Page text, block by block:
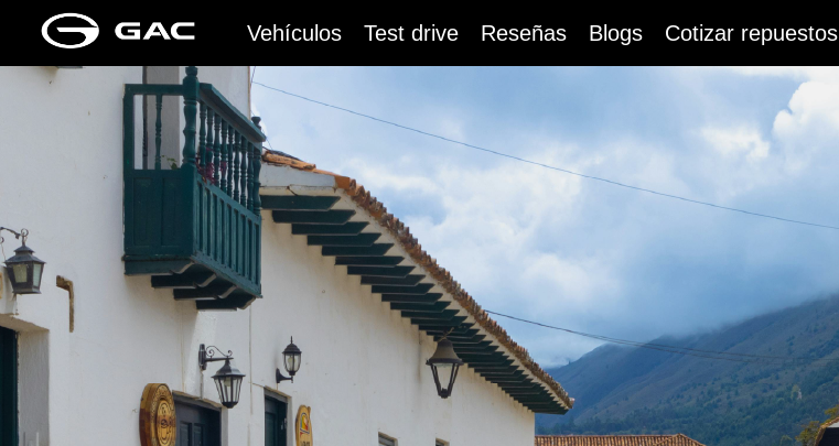
Vehículos Test drive Reseñas Blogs Cotizar repuestos
Eléctrico Híbrido Gasolina
100% eléctrico
HYPTEC HT
2026
100% eléctrico
AION UT
Gasolina
EMZOOM COMFORT
2026